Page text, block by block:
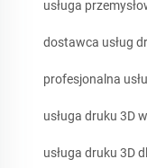
usługa
dostawca usług
profesjonalna
usługa druku 3D
usługa druku 3D